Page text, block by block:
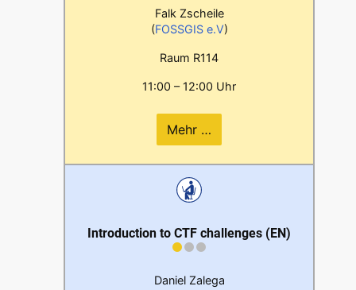
Falk Zscheile
(FOSSGIS e.V)
Raum R114
11:00 – 12:00 Uhr
Mehr …
Introduction to CTF challenges (EN)
Daniel Zalega